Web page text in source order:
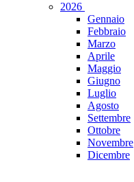
2026
Gennaio
Febbraio
Marzo
Aprile
Maggio
Giugno
Luglio
Agosto
Settembre
Ottobre
Novembre
Dicembre